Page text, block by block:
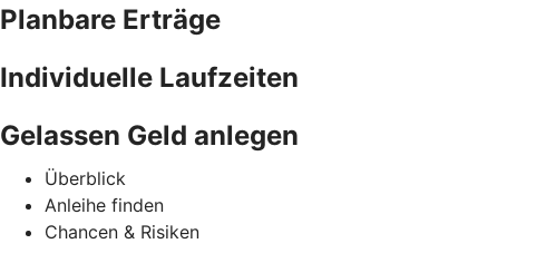
Planbare Erträge
Individuelle Laufzeiten
Gelassen Geld anlegen
Überblick
Anleihe finden
Chancen & Risiken